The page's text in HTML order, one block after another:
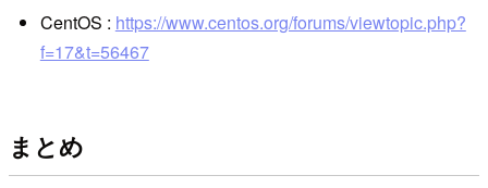
CentOS : https://www.centos.org/forums/viewtopic.php?
f=17&t=56467
まとめ